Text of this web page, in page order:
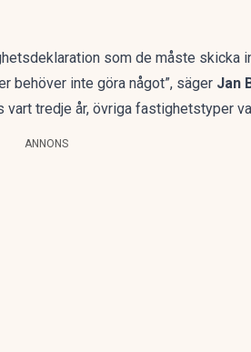
som de måste
behöver inte göra något”, säger Jan
tredje år, övriga fastighetstyper
ANNONS